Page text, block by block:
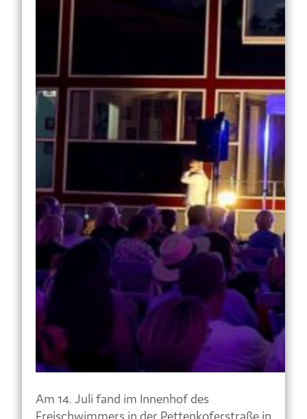
Am 14. Juli fand im Innenhof des
Freischwimmers in der Pettenkoferstraße in